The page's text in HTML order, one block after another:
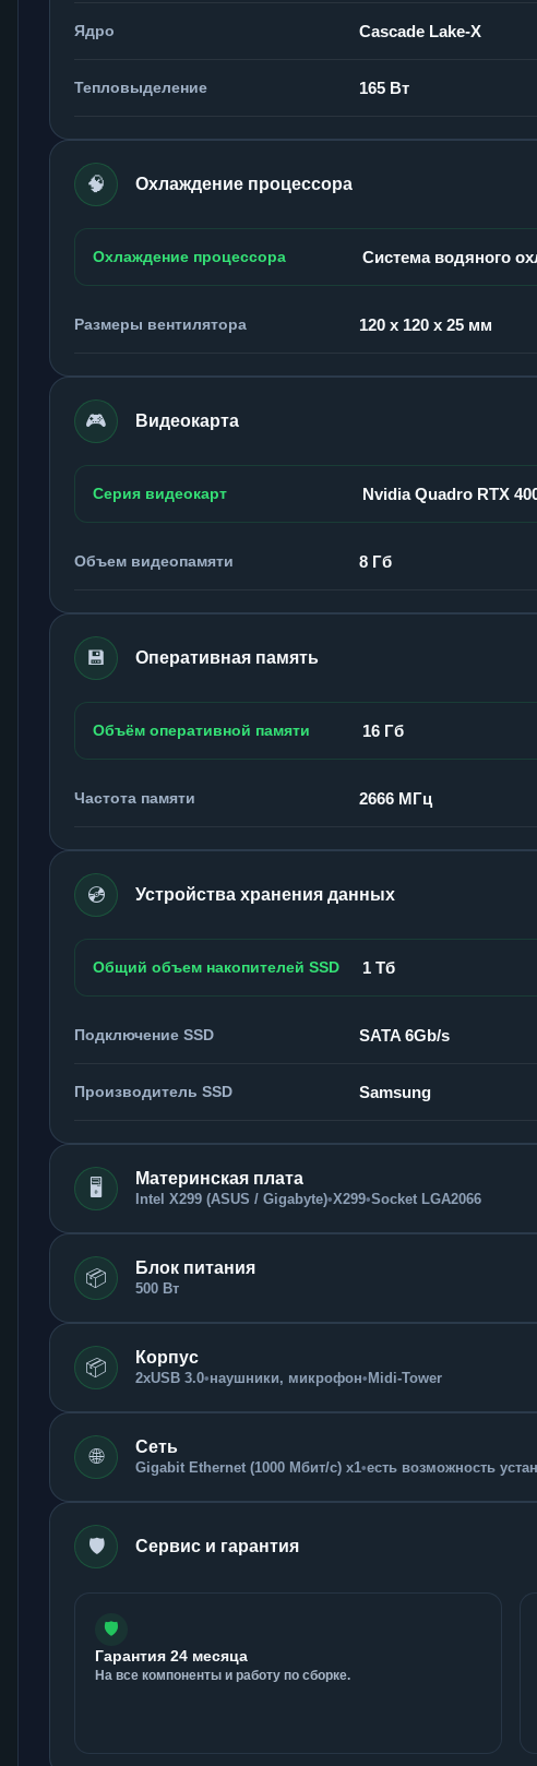
Ядро Cascade Lake-X
Тепловыделение 165 Вт
🧠 Охлаждение процессора
Охлаждение процессора Система водяного
Размеры вентилятора 120 x 120 x 25 мм
🎮 Видеокарта
Серия видеокарт Nvidia Quadro RTX
Объем видеопамяти 8 Гб
💾 Оперативная память
Объём оперативной памяти 16 Гб
Частота памяти 2666 МГц
💿 Устройства хранения данных
Общий объем накопителей SSD 1 Тб
Подключение SSD SATA 6Gb/s
Производитель SSD Samsung
🖥️ Материнская плата
Intel X299 (ASUS / Gigabyte)•X299•Socket LGA2066
📦 Блок питания
500 Вт
📦 Корпус
2xUSB 3.0•наушники, микрофон• Midi-Tower
🌐 Сеть
Gigabit Ethernet (1000 Мбит/с) x1•есть возможность
🛡️ Сервис и гарантия
🛡️
Гарантия 24 месяца
На все компоненты и работу по сборке.